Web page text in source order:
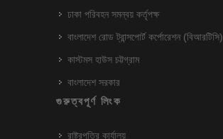
ঢাকা পরিবহন সমন্বয় কর্তৃপক্ষ
বাংলাদেশ রোড ট্রান্সপোর্ট কর্পোরেশন (বিআরটিসি)
কাস্টমস হাউস চট্টগ্রাম
বাংলাদেশ সরকার
গুরুত্বপূর্ণ লিংক
রাষ্ট্রপতির কার্যালয়